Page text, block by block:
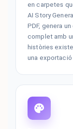
en carpetes
AI Story
PDF, genera
complet amb
històries
una exportació